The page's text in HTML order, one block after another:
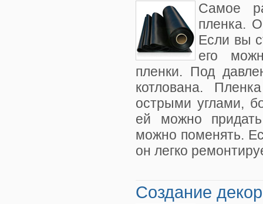
Самое
пленка.
Если вы
его
пленки. Под
котлована.
острыми углами,
ей можно
можно поменять.
он легко
Создание